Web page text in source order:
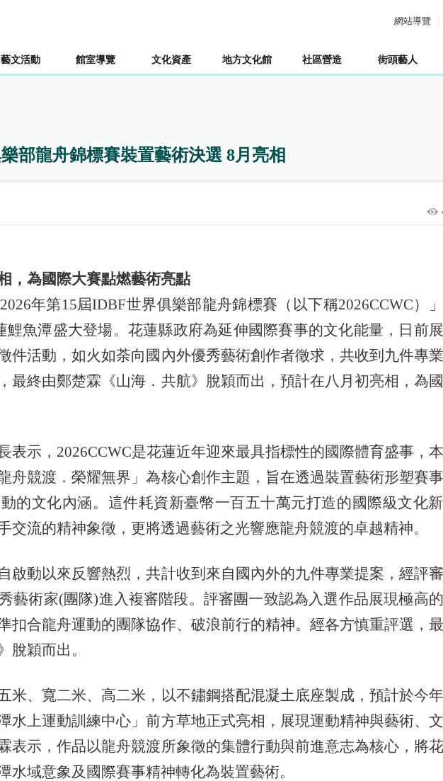
網站導覽
藝文活動 館室導覽 文化資產 地方文化館 社區營造 街頭藝人
樂部龍舟錦標賽裝置藝術決選 8月亮相
，為國際大賽點燃藝術亮點
年第15屆IDBF世界俱樂部龍舟錦標賽（以下稱2026CCWC）」
鯉魚潭盛大登場。花蓮縣政府為延伸國際賽事的文化能量，日前
件活動，如火如荼向國內外優秀藝術創作者徵求，共收到九件專
最終由鄭楚霖《山海．共航》脫穎而出，預計在八月初亮相，為
表示，2026CCWC是花蓮近年迎來最具指標性的國際體育盛事，
舟競渡．榮耀無界」為核心創作主題，旨在透過裝置藝術形塑賽
的文化內涵。這件耗資新臺幣一百五十萬元打造的國際級文化
交流的精神象徵，更將透過藝術之光響應龍舟競渡的卓越精神。
啟動以來反響熱烈，共計收到來自國內外的九件專業提案，經評
藝術家(團隊)進入複審階段。評審團一致認為入選作品展現極高
扣合龍舟運動的團隊協作、破浪前行的精神。經各方慎重評選，
脫穎而出。
米、寬二米、高二米，以不鏽鋼搭配混凝土底座製成，預計於今
水上運動訓練中心」前方草地正式亮相，展現運動精神與藝術、
表示，作品以龍舟競渡所象徵的集體行動與前進意志為核心，將
水域意象及國際賽事精神轉化為裝置藝術。